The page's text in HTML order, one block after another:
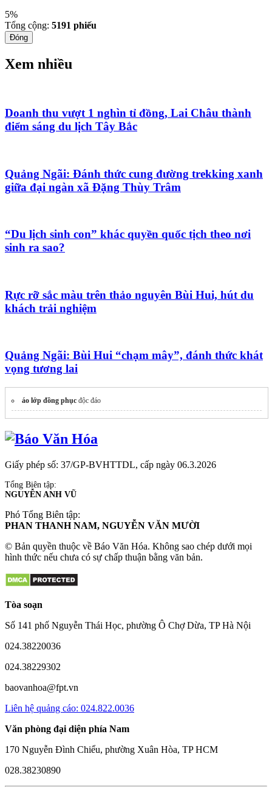
5%
Tổng cộng: 5191 phiếu
Đóng
Xem nhiều
Doanh thu vượt 1 nghìn tỉ đồng, Lai Châu thành
điểm sáng du lịch Tây Bắc
Quảng Ngãi: Đánh thức cung đường trekking xanh
giữa đại ngàn xã Đặng Thùy Trâm
“Du lịch sinh con” khác quyền quốc tịch theo nơi
sinh ra sao?
Rực rỡ sắc màu trên thảo nguyên Bùi Hui, hút du
khách trải nghiệm
Quảng Ngãi: Bùi Hui “chạm mây”, đánh thức khát
vọng tương lai
áo lớp đồng phục độc đáo
Giấy phép số: 37/GP-BVHTTDL, cấp ngày 06.3.2026
Tổng Biên tập:
NGUYỄN ANH VŨ
Phó Tổng Biên tập:
PHAN THANH NAM, NGUYỄN VĂN MƯỜI
© Bản quyền thuộc về Báo Văn Hóa. Không sao chép dưới mọi
hình thức nếu chưa có sự chấp thuận bằng văn bản.
Tòa soạn
Số 141 phố Nguyễn Thái Học, phường Ô Chợ Dừa, TP Hà Nội
024.38220036
024.38229302
baovanhoa@fpt.vn
Liên hệ quảng cáo: 024.822.0036
Văn phòng đại diện phía Nam
170 Nguyễn Đình Chiểu, phường Xuân Hòa, TP HCM
028.38230890